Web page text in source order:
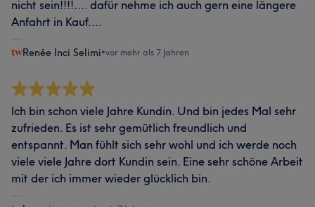
nicht sein!!!!.... dafür nehme ich auch gern eine längere
Anfahrt in Kauf....
Renée Inci Selimi•vor mehr als 7 Jahren
Ich bin schon viele Jahre Kundin. Und bin jedes Mal sehr
zufrieden. Es ist sehr gemütlich freundlich und
entspannt. Man fühlt sich sehr wohl und ich werde noch
viele viele Jahre dort Kundin sein. Eine sehr schöne Arbeit
mit der ich immer wieder glücklich bin.